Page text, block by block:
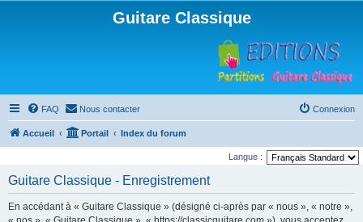
Guitare Classique
FAQ Nous contacter Connexion
Accueil Portail Index du forum
Langue :
Guitare Classique - Enregistrement
En accédant à « Guitare Classique » (désigné ci-après par « nous », « notre »,